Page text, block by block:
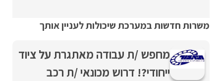
משרות חדשות במערכת שיכולות לעניין אותך
מחפש /ת עבודה מאתגרת על ציוד
ייחודי?! דרוש מכונאי /ת רכב